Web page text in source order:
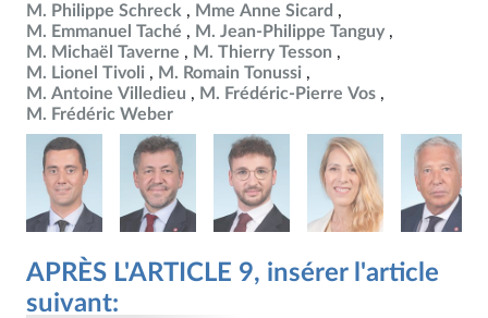
M. Philippe Schreck
Mme Anne Sicard
M. Emmanuel Taché
M. Jean-Philippe Tanguy
M. Michaël Taverne
M. Thierry Tesson
M. Lionel Tivoli
M. Romain Tonussi
M. Antoine Villedieu
M. Frédéric-Pierre Vos
M. Frédéric Weber
APRÈS L'ARTICLE 9, insérer l'article
suivant: